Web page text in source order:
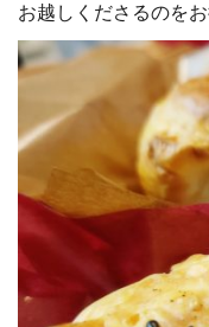
お越しくださるのを